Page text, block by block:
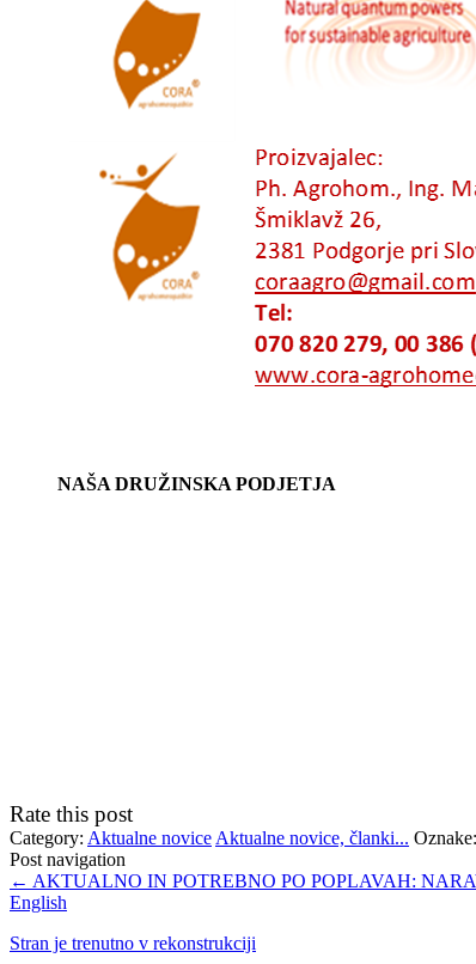
NAŠA DRUŽINSKA PODJETJA
Rate this post
Category: Aktualne novice Aktualne novice, članki... Oznake:
Post navigation
← AKTUALNO IN POTREBNO PO POPLAVAH:
English
Stran je trenutno v rekonstrukciji